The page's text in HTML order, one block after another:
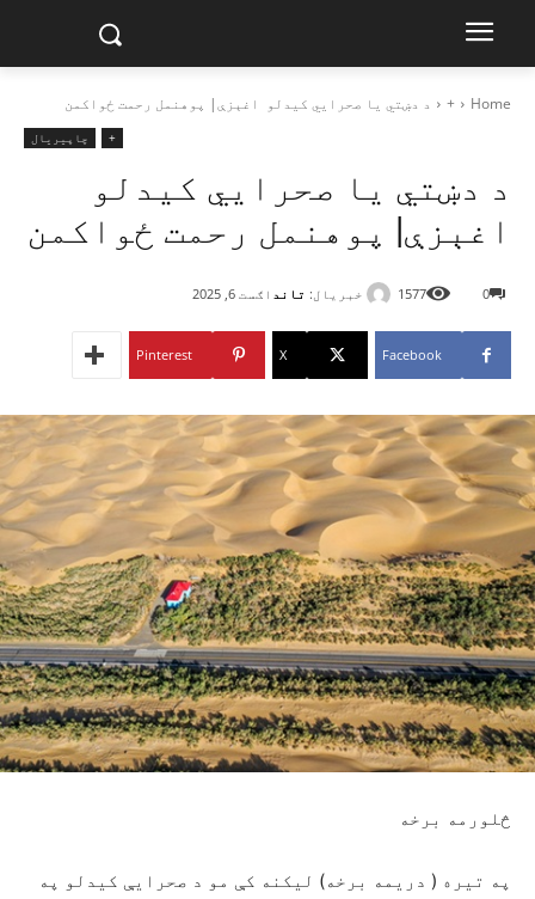
Home
+ د دښتي یا صحرایي کیدلو اغېزې| پوهنمل رحمت ځواکمن
+ چاپیریال
د دښتي یا صحرایي کیدلو
اغېزې| پوهنمل رحمت ځواکمن
خبریال: تاند اګست 6, 2025 0
1577
Facebook
X
Pinterest
څلورمه برخه
په تیره ( دریمه برخه) لیکنه کې مو د صحرایې کیدلو په